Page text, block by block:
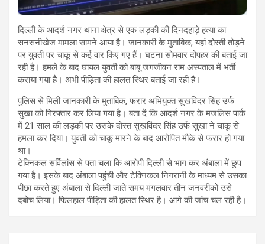
दिल्ली के आदर्श नगर थाना क्षेत्र से एक लड़की की दिनदहाड़े हत्या का
सनसनीखेज मामला सामने आया है। जानकारी के मुताबिक, यहां दोस्ती तोड़ने
पर युवती पर चाकू से कई वार किए गए हैं। घटना सोमवार दोपहर की बताई जा
रही है। हमले के बाद घायल युवती को बाबू जगजीवन राम अस्पताल में भर्ती
कराया गया है। अभी पीड़िता की हालत स्थिर बताई जा रही है।
पुलिस से मिली जानकारी के मुताबिक, फरार अभियुक्त सुखविंदर सिंह उर्फ
सुखा को गिरफ्तार कर लिया गया है। बता दें कि आदर्श नगर के मजलिस पार्क
में 21 साल की लड़की पर उसके दोस्त सुखविंदर सिंह उर्फ सुखा ने चाकू से
हमला कर दिया। युवती को चाकू मारने के बाद आरोपित मौके से फरार हो गया
था।
टेक्निकल सर्विलांस से पता चला कि आरोपी दिल्ली से भाग कर अंबाला में छुप
गया है। इसके बाद अंबाला पहुंची और टेक्निकल निगरानी के माध्यम से उसका
पीछा करते हुए अंबाला से दिल्ली जाते समय मंगलवार तीन जनवरीको उसे
दबोच लिया। फिलहाल पीड़िता की हालत स्थिर है। आगे की जांच चल रही है।